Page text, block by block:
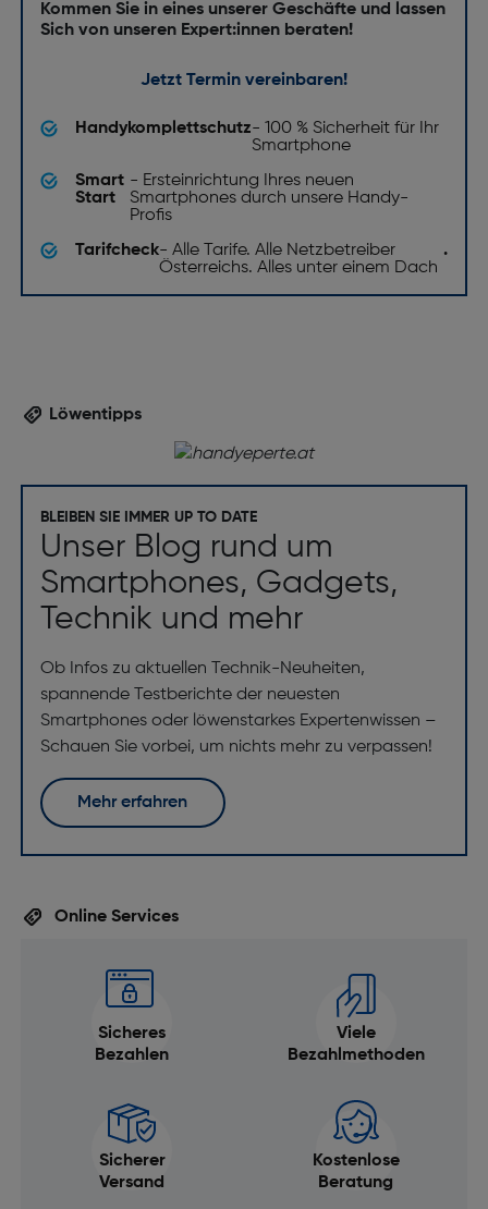
Kommen Sie in eines unserer Geschäfte und lassen
Sich von unseren Expert:innen beraten!
Jetzt Termin vereinbaren!
Handykomplettschutz- 100 % Sicherheit für Ihr
Smartphone
Smart
Start
- Ersteinrichtung Ihres neuen
Smartphones durch unsere Handy-
Profis
Tarifcheck- Alle Tarife. Alle Netzbetreiber
Österreichs. Alles unter einem Dach
.
Löwentipps
BLEIBEN SIE IMMER UP TO DATE
Unser Blog rund um
Smartphones, Gadgets,
Technik und mehr
Ob Infos zu aktuellen Technik-Neuheiten,
spannende Testberichte der neuesten
Smartphones oder löwenstarkes Expertenwissen –
Schauen Sie vorbei, um nichts mehr zu verpassen!
Mehr erfahren
Online Services
Sicheres
Bezahlen
Viele
Bezahlmethoden
Sicherer
Versand
Kostenlose
Beratung